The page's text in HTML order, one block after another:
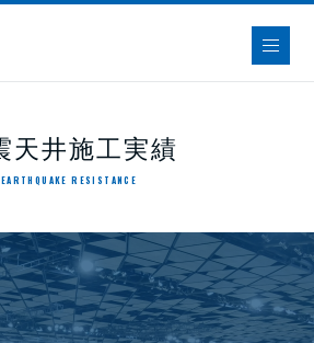
天井施工実績
EARTHQUAKE RESISTANCE